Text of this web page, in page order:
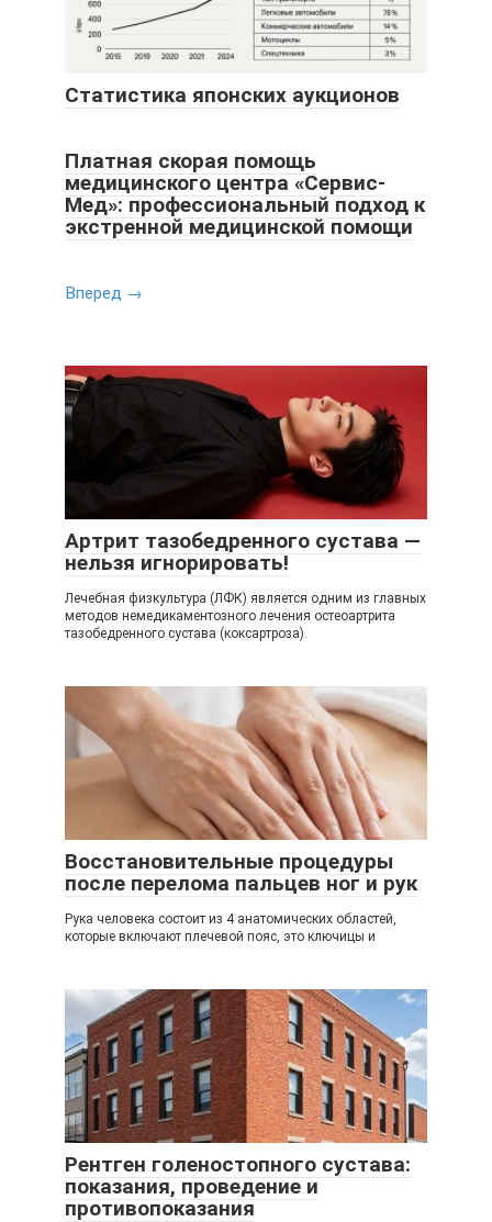
Статистика японских аукционов
Платная скорая помощь
медицинского центра «Сервис-
Мед»: профессиональный подход к
экстренной медицинской помощи
Вперед →
Артрит тазобедренного сустава —
нельзя игнорировать!
Лечебная физкультура (ЛФК) является одним из главных
методов немедикаментозного лечения остеоартрита
тазобедренного сустава (коксартроза).
Восстановительные процедуры
после перелома пальцев ног и рук
Рука человека состоит из 4 анатомических областей,
которые включают плечевой пояс, это ключицы и
Рентген голеностопного сустава:
показания, проведение и
противопоказания